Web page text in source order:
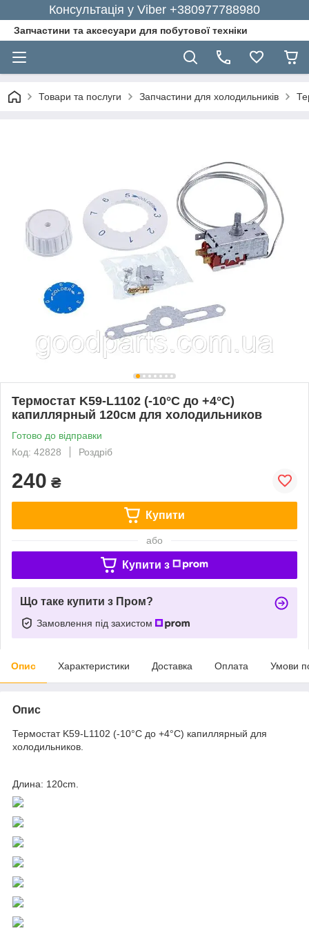
Консультація у Viber +380977788980
Запчастини та аксесуари для побутової техніки
Товари та послуги Запчастини для холодильників
Термостат K59-L1102 (-10°C до +4°C)
капиллярный 120см для холодильников
Готово до відправки
Код: 42828
Роздріб
240 ₴
Купити
або
Купити з
Що таке купити з Пром?
Замовлення під захистом
Опис Характеристики Доставка Оплата Умови
Опис
Термостат K59-L1102 (-10°C до +4°C) капиллярный для
холодильников.
Длина: 120cm.